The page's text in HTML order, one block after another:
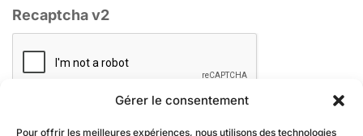
Gérer le consentement
Pour offrir les meilleures expériences, nous utilisons des technologies
Recaptcha v2